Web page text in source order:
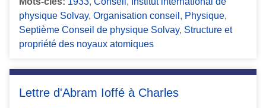
physique Solvay, Organisation conseil , Physique,
Septième Conseil de physique Solvay, Structure et
propriété des noyaux atomiques
Lettre d'Abram Ioffé à Charles